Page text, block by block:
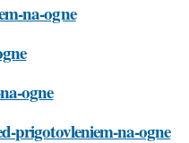
na-ogne
ogne
prigotovleniem-na-ogne